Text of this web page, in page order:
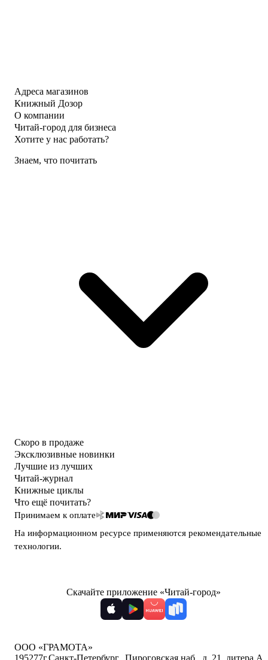
Адреса магазинов
Книжный Дозор
О компании
Читай-город для бизнеса
Хотите у нас работать?
Знаем, что почитать
Скоро в продаже
Эксклюзивные новинки
Лучшие из лучших
Читай-журнал
Книжные циклы
Что ещё почитать?
Принимаем к оплате
На информационном ресурсе применяются рекомендательные
технологии.
Скачайте приложение «Читай-город»
ООО «ГРАМОТА»